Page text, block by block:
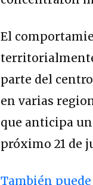
El
parte del
en varias
que anticipa
próximo 21 de
También